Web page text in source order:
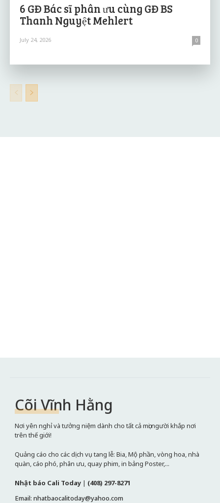
6 GĐ Bác sĩ phân ưu cùng GĐ BS
Thanh Nguyệt Mehlert
July 24, 2026 0
Cõi Vĩnh Hằng
Nơi yên nghỉ và tưởng niệm dành cho tất cả mọi người khắp nơi
trên thế giới!
Quảng cáo cho các dịch vụ tang lễ: Bia, Mộ phần, vòng hoa, nhà
quàn, cáo phó, phân ưu, quay phim, in bảng Poster,...
Nhật báo Cali Today | (408) 297-8271
Email: nhatbaocalitoday@yahoo.com